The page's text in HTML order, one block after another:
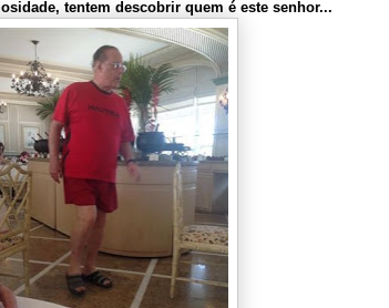
tentem descobrir quem é este senhor...